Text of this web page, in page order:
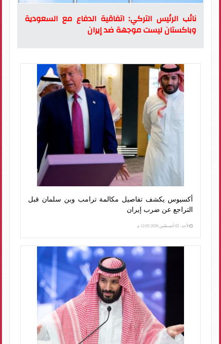
نائب الرئيس التركي: اتفاقية الدفاع مع السعودية
وباكستان ليست موجهة ضد إيران
أكسيوس يكشف تفاصيل مكالمة ترامب وبن سلمان قبل
التراجع عن ضرب إيران
الأحد، 02 أغسطس 2026 12:05 م